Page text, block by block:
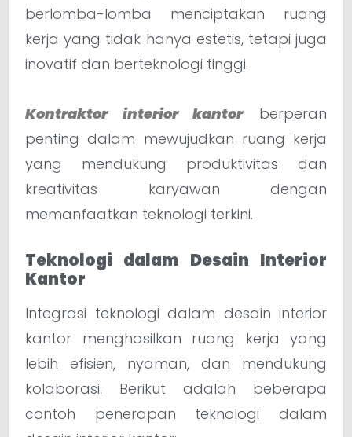
berlomba-lomba menciptakan ruang
kerja yang tidak hanya estetis, tetapi juga
inovatif dan berteknologi tinggi.
Kontraktor interior kantorberperan
penting dalam mewujudkan ruang kerja
yang mendukung produktivitas dan
kreativitas karyawan dengan
memanfaatkan teknologi terkini.
Teknologi dalam Desain Interior
Kantor
Integrasi teknologi dalam desain interior
kantor menghasilkan ruang kerja yang
lebih efisien, nyaman, dan mendukung
kolaborasi. Berikut adalah beberapa
contoh penerapan teknologi dalam